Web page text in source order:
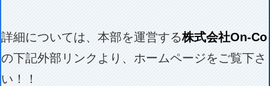
詳細については、本部を運営する株式会社On-Co
の下記外部リンクより、ホームページをご覧下さ
い！！